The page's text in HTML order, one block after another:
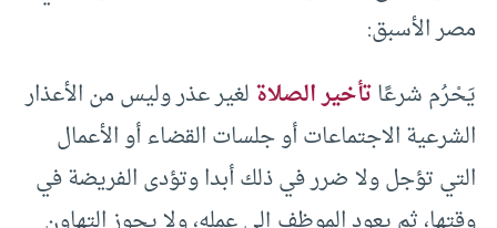
مصر الأسبق:
يَحْرُم شرعًاتأخير الصلاةلغير عذر وليس من الأعذار
الشرعية الاجتماعات أو جلسات القضاء أو الأعمال
التي تؤجل ولا ضرر في ذلك أبدا وتؤدى الفريضة في